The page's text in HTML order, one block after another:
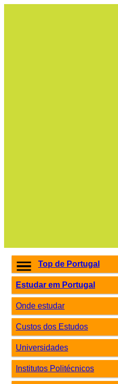
Top de Portugal
Estudar em Portugal
Onde estudar
Custos dos Estudos
Universidades
Institutos Politécnicos